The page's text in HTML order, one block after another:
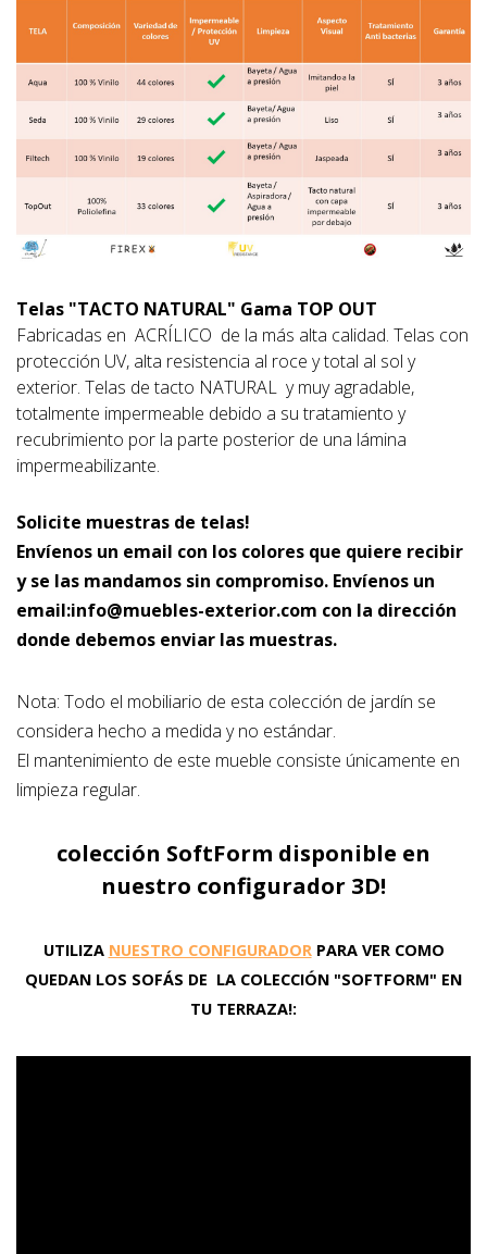
Telas "TACTO NATURAL" Gama TOP OUT
Fabricadas en ACRÍLICO de la más alta calidad. Telas con
protección UV, alta resistencia al roce y total al sol y
exterior. Telas de tacto NATURAL y muy agradable,
totalmente impermeable debido a su tratamiento y
recubrimiento por la parte posterior de una lámina
impermeabilizante.
Solicite muestras de telas!
Envíenos un email con los colores que quiere recibir
y se las mandamos sin compromiso. Envíenos un
email:info@muebles-exterior.com con la dirección
donde debemos enviar las muestras.
Nota: Todo el mobiliario de esta colección de jardín se
considera hecho a medida y no estándar.
El mantenimiento de este mueble consiste únicamente en
limpieza regular.
colección SoftForm disponible en
nuestro configurador 3D!
UTILIZA NUESTRO CONFIGURADORPARA VER COMO
QUEDAN LOS SOFÁS DE LA COLECCIÓN "SOFTFORM" EN
TU TERRAZA!: